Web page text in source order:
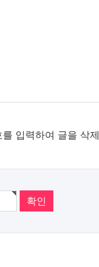
입력하여 글을 삭